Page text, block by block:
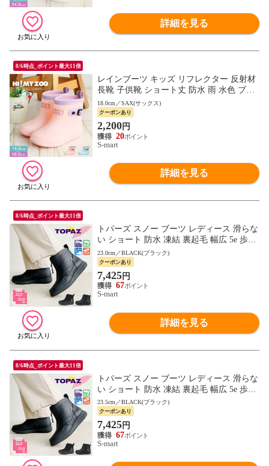
詳細を見る
8/6時点_ポイント最大11倍
レインブーツ キッズ リフレクター 反射材
長靴 子供靴 ショート丈 防水 雨 水色 ブル
ー 青 ピンク HI! MY ZOO ハイマイズー 55
02
18.0cm／SAX(サックス)
クーポンあり
2,200円
20
S-mart
詳細を見る
8/6時点_ポイント最大11倍
トパーズ スノー ブーツ レディース 滑らな
い ショート 防水 凍結 裏起毛 幅広 5e 歩き
やすい 防寒 防滑 軽量 レイン コンフォー
ト シューズ 靴 3409 TOPAZ
23.0cm／BLACK(ブラック)
クーポンあり
7,425円
67
S-mart
詳細を見る
8/6時点_ポイント最大11倍
トパーズ スノー ブーツ レディース 滑らな
い ショート 防水 凍結 裏起毛 幅広 5e 歩き
やすい 防寒 防滑 軽量 レイン コンフォー
ト シューズ 靴 3409 TOPAZ
23.5cm／BLACK(ブラック)
クーポンあり
7,425円
67
S-mart